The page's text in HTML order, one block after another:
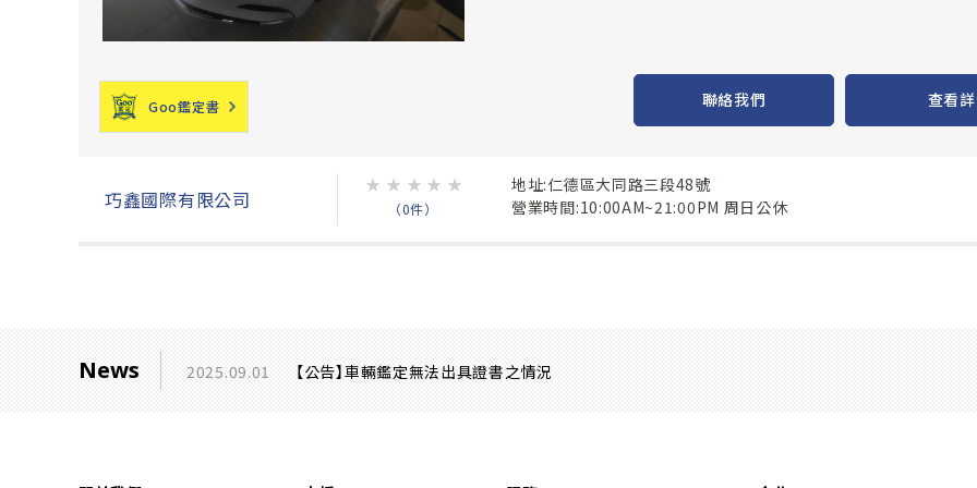
Goo鑑定書 聯絡我們 查看
巧鑫國際有限公司
★ ★ ★ ★ ★
（0件）
地址:仁德區大同路三段48號
營業時間:10:00AM~21:00PM 周日公休
News 2025.09.01 【公告】車輛鑑定無法出具證書之情況